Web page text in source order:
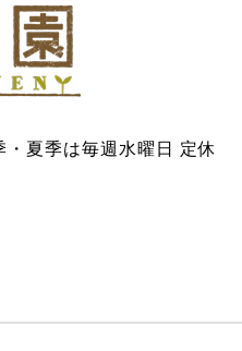
夏季は毎週水曜日 定休